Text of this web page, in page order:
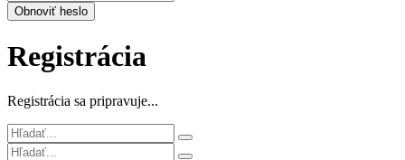
Registrácia
Registrácia sa pripravuje...